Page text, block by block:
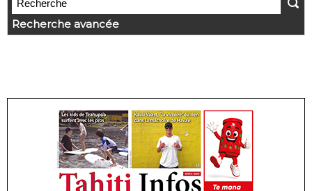
Recherche avancée